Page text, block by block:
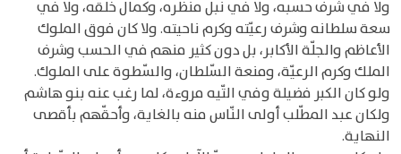
ولا في شرف حسبه، ولا في نبل منظره، وكمال خلقه، ولا في
سعة سلطانه وشرف رعيّته وكرم ناحيته. ولا كان فوق الملوك
الأعاظم والجلّة الأكابر، بل دون كثير منهم في الحسب وشرف
الملك وكرم الرعيّة، ومنعة السّلطان، والسّطوة على الملوك.
ولو كان الكبر فضيلة وفي التّيه مروءة، لما رغب عنه بنو هاشم
ولكان عبد المطّلب أولى النّاس منه بالغاية، وأحقّهم بأقصى
النهاية.